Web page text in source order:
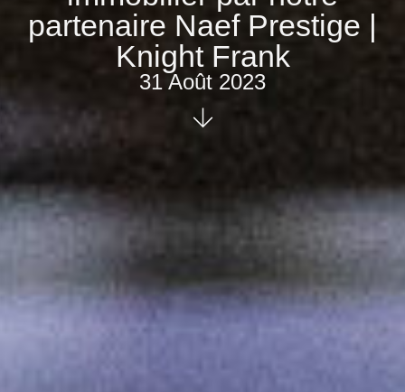
partenaire Naef Prestige |
Knight Frank
31 Août 2023